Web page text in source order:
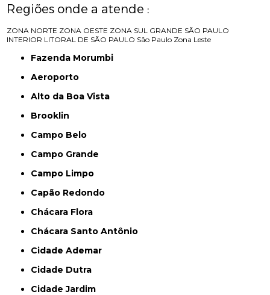
Regiões onde a atende :
ZONA NORTE ZONA OESTE ZONA SUL GRANDE SÃO PAULO
INTERIOR LITORAL DE SÃO PAULO São Paulo Zona Leste
Fazenda Morumbi
Aeroporto
Alto da Boa Vista
Brooklin
Campo Belo
Campo Grande
Campo Limpo
Capão Redondo
Chácara Flora
Chácara Santo Antônio
Cidade Ademar
Cidade Dutra
Cidade Jardim